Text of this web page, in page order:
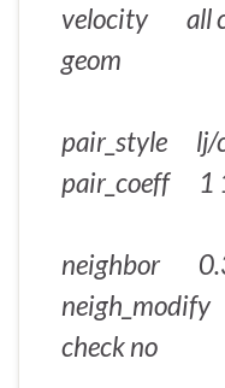
velocity all
geom
pair_style lj/
pair_coeff 1
neighbor
neigh_modify
check no